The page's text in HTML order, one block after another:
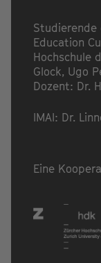
Studierende
Education
Hochschule
Glock, Ugo
Dozent: Dr.
IMAI: Dr.
Eine